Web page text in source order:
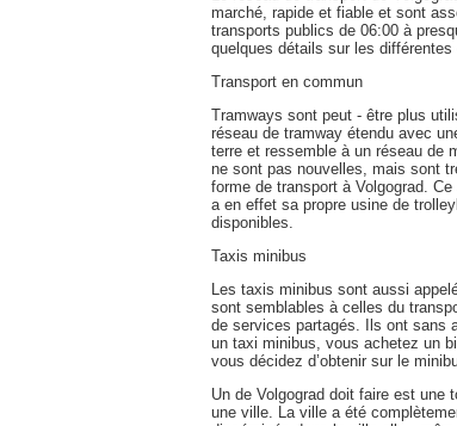
marché, rapide et fiable et sont
transports publics de 06:00 à
quelques détails sur les différentes
Transport en commun
Tramways sont peut - être plus
réseau de tramway étendu avec
terre et ressemble à un réseau de
ne sont pas nouvelles, mais sont
forme de transport à Volgograd.
a en effet sa propre usine de
disponibles.
Taxis minibus
Les taxis minibus sont aussi
sont semblables à celles du
de services partagés. Ils ont sans
un taxi minibus, vous achetez un
vous décidez d’obtenir sur le
Un de Volgograd doit faire est une
une ville. La ville a été